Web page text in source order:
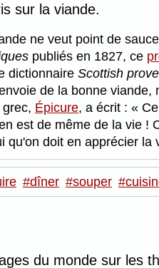
sur la viande.
ne veut point de
publiés en 1827, ce
dictionnaire Scottish
de la bonne viande,
Épicure, a écrit :
est de même de la vie !
doit en apprécier la
#dîner #souper
du monde sur les